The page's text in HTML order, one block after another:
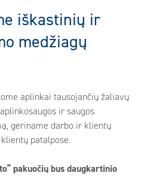
iškastinių ir
medžiagų
aplinkai tausojančių žaliavų
ir saugos
geriname darbo ir klientų
patalpose.
pakuočių bus daugkartinio